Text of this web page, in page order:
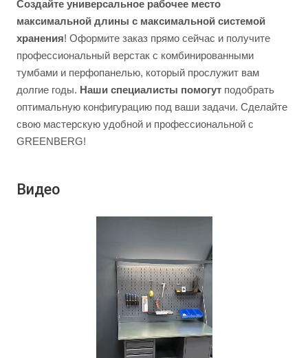
Создайте универсальное рабочее место
максимальной длины с максимальной системой
хранения! Оформите заказ прямо сейчас и получите
профессиональный верстак с комбинированными
тумбами и перфопанелью, который прослужит вам
долгие годы. Наши специалисты помогут подобрать
оптимальную конфигурацию под ваши задачи. Сделайте
свою мастерскую удобной и профессиональной с
GREENBERG!
Видео